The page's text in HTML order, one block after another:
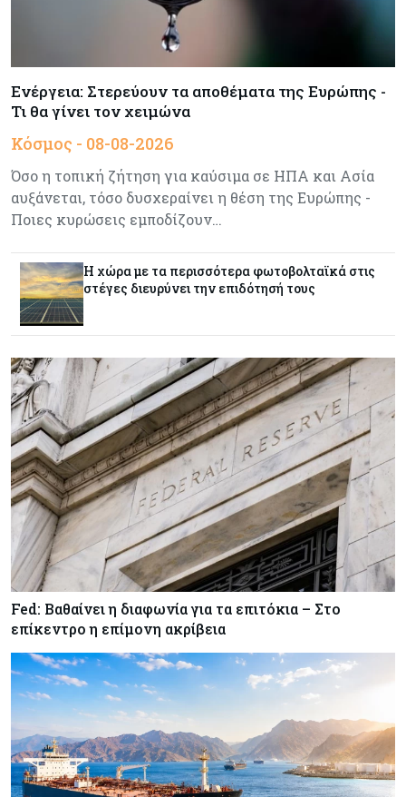
Meridiam–GSI: Τι προκύπτει – και τι όχι – από
την απάντηση της Κομισιόν
Κόσμος
Η Τουρκία χτυπάει Ντουμπάι και Λονδίνο:
πλούσιων κατοίκων και επενδυτών
Κύπρος
Από τα €150,6 εκατ. στα €112 εκατ. οι κρατικές
πιστώσεις για έρευνα στην Κύπρο
τροφίμων
Κύπρος 07-08-2026
Οι τιμές καθορίζουν την επιλογή παρόχου
κινητής στην Κύπρο
Κύπρος 07-08-2026
34.787 νέες εγγραφές οχημάτων στο επτάμηνο
- Άνοδος 11,5% σε σχέση με πέρσι
Κόσμος 07-08-2026
ΕΚΤ: Αιφνιδιάστηκε από την πώληση ευρώ από
τις ΗΠΑ
Κύπρος
Χορηγία €10.000 για υποτροφίες σε φοιτητές του
ΤΕΠΑΚ
Ενέργεια: Στερεύουν τα αποθέματα της Ευρώπης -
Τι θα γίνει τον χειμώνα
Κόσμος - 08-08-2026
Όσο η τοπική ζήτηση για καύσιμα σε ΗΠΑ και Ασία
αυξάνεται, τόσο δυσχεραίνει η θέση της Ευρώπης -
Ποιες κυρώσεις εμποδίζουν…
Η χώρα με τα περισσότερα φωτοβολταϊκά στις
στέγες διευρύνει την επιδότησή τους
Fed: Βαθαίνει η διαφωνία για τα επιτόκια – Στο
επίκεντρο η επίμονη ακρίβεια